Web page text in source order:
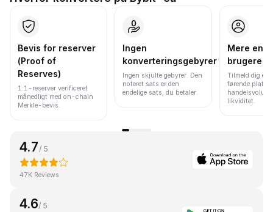
Bevis for reserver
(Proof of
Reserves)
1:1-reserver verificeret
månedligt med on-chain
Merkle-bevis.
Ingen
konverteringsgebyrer
Ingen skjulte gebyrer. Den
noteret sats er den
endelige sats, du betaler.
Mere end
brugere
Tilmeld dig en
førende
likviditet.
4.7 / 5
47K Reviews
4.6/ 5